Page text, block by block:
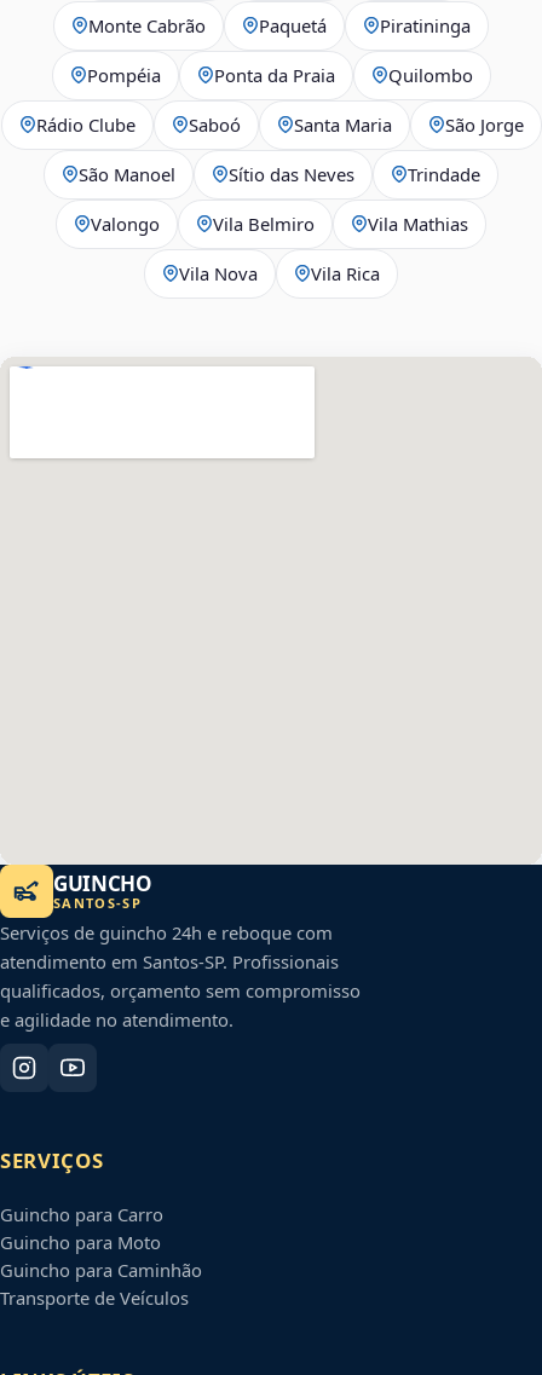
Monte Cabrão Paquetá Piratininga
Pompéia Ponta da Praia Quilombo
Rádio Clube Saboó Santa Maria São Jorge
São Manoel Sítio das Neves Trindade
Valongo Vila Belmiro Vila Mathias
Vila Nova Vila Rica
GUINCHO
SANTOS-SP
Serviços de guincho 24h e reboque com
atendimento em Santos-SP. Profissionais
qualificados, orçamento sem compromisso
e agilidade no atendimento.
SERVIÇOS
Guincho para Carro
Guincho para Moto
Guincho para Caminhão
Transporte de Veículos